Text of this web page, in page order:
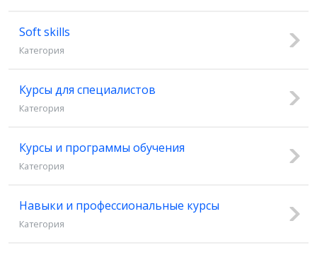
Soft skills
Категория
Курсы для специалистов
Категория
Курсы и программы обучения
Категория
Навыки и профессиональные курсы
Категория